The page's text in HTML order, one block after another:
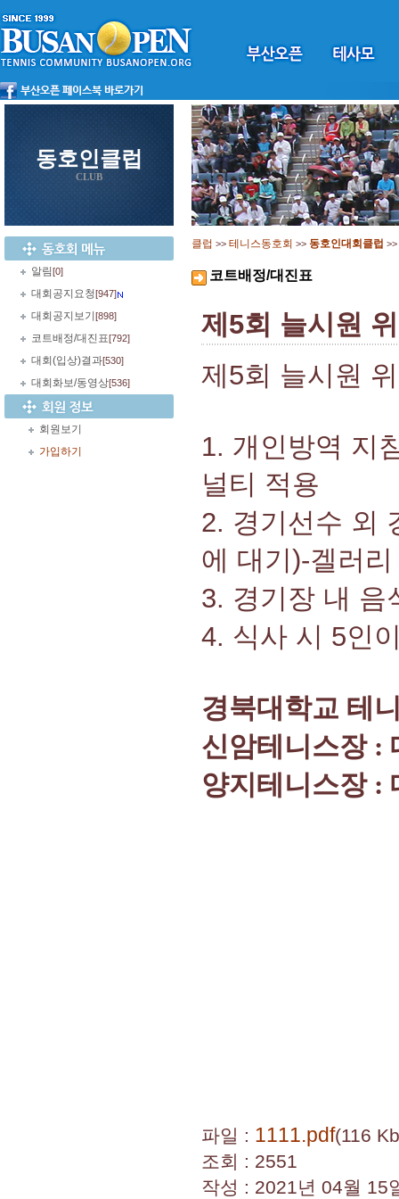
동호인클럽
CLUB
알림[0]
대회공지요청[947]
대회공지보기 [898]
코트배정/대진표[792]
대회(입상)결과[530]
대회화보/동영상[536]
회원보기
가입하기
클럽 >> 테니스동호회 >> 동호인대회클럽 >>
코트배정/대진표
제5회 늘시원
제5회 늘시원
1. 개인방역 지
널티 적용
2. 경기선수 외
에 대기)-겔러
3. 경기장 내 음
4. 식사 시 5인
경북대학교 테
신암테니스장 :
양지테니스장 :
파일 : 1111.pdf(116
조회 : 2551
작성 : 2021년 04월 15